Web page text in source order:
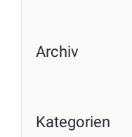
Archiv
Kategorien